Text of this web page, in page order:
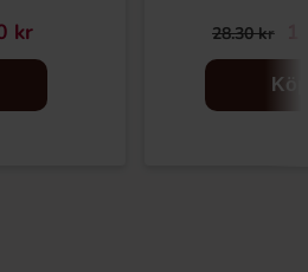
kr 28.30 kr
Köp